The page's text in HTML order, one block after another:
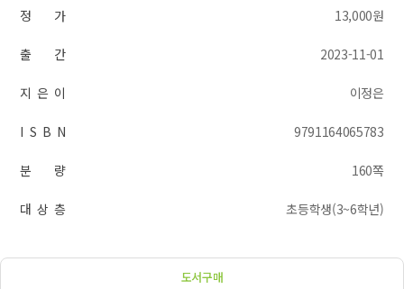
정 가 13,000원
출 간 2023-11-01
지 은 이 이정은
I S B N 9791164065783
분 량 160쪽
대 상 층 초등학생(3~6학년)
도서구매